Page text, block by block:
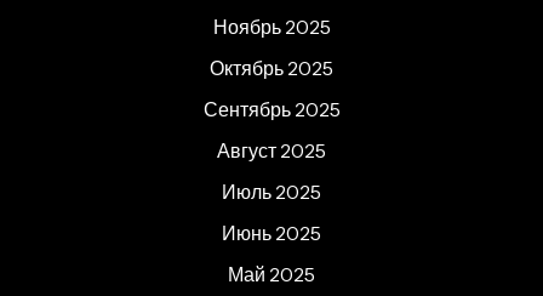
Ноябрь 2025
Октябрь 2025
Сентябрь 2025
Август 2025
Июль 2025
Июнь 2025
Май 2025